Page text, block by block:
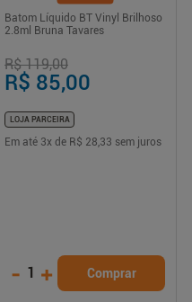
Batom Líquido BT Vinyl Brilhoso
2.8ml Bruna Tavares
R$ 119,00
R$ 85,00
LOJA PARCEIRA
Em até 3x de R$ 28,33 sem juros
- 1 + Comprar